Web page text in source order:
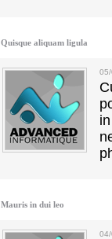
Quisque aliquam ligula
Mauris in dui leo